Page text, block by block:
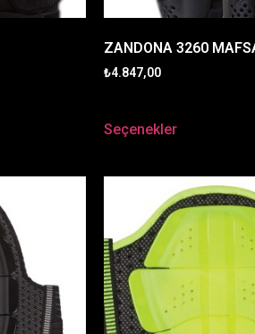
ZANDONA 3260
₺4.847,00
Seçenekler